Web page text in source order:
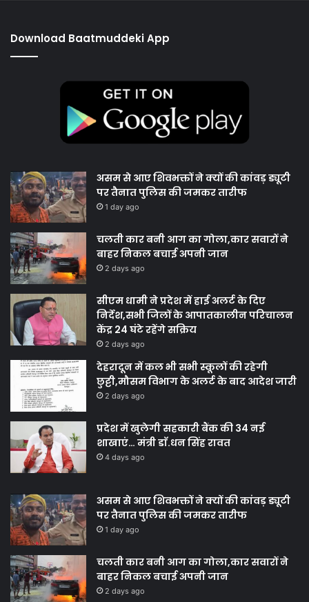
Download Baatmuddeki App
असम से आए शिवभक्तों ने क्यों की कांवड़ ड्यूटी
पर तैनात पुलिस की जमकर तारीफ
1 day ago
चलती कार बनी आग का गोला,कार सवारों ने
बाहर निकल बचाई अपनी जान
2 days ago
सीएम धामी ने प्रदेश में हाई अलर्ट के दिए
निर्देश,सभी जिलों के आपातकालीन परिचालन
केंद्र 24 घंटे रहेंगे सक्रिय
2 days ago
देहरादून में कल भी सभी स्कूलों की रहेगी
छुट्टी,मौसम विभाग के अलर्ट के बाद आदेश जारी
2 days ago
प्रदेश में खुलेगी सहकारी बैंक की 34 नई
शाखाएं… मंत्री डाॅ.धन सिंह रावत
4 days ago
असम से आए शिवभक्तों ने क्यों की कांवड़ ड्यूटी
पर तैनात पुलिस की जमकर तारीफ
1 day ago
चलती कार बनी आग का गोला,कार सवारों ने
बाहर निकल बचाई अपनी जान
2 days ago